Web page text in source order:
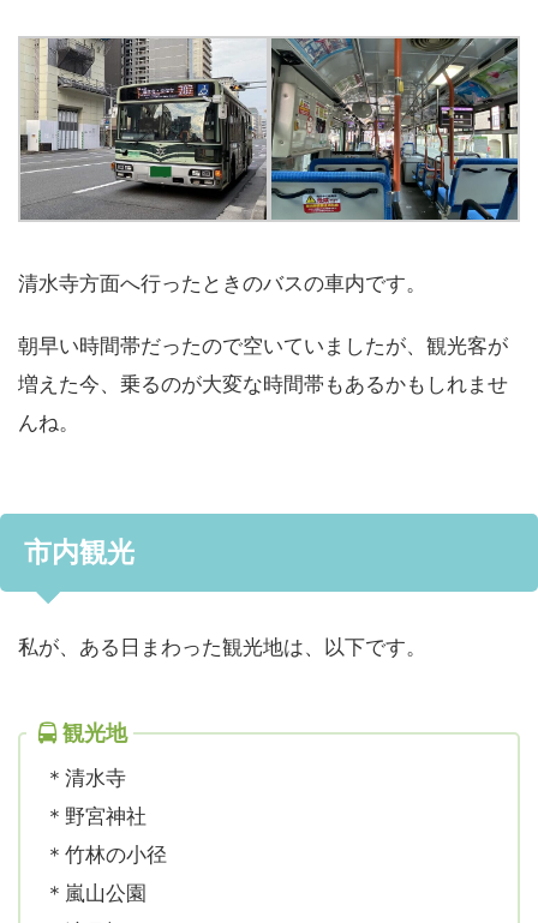
清水寺方面へ行ったときのバスの車内です。
朝早い時間帯だったので空いていましたが、観光客が
増えた今、乗るのが大変な時間帯もあるかもしれませ
んね。
市内観光
私が、ある日まわった観光地は、以下です。
観光地
＊清水寺
＊野宮神社
＊竹林の小径
＊嵐山公園